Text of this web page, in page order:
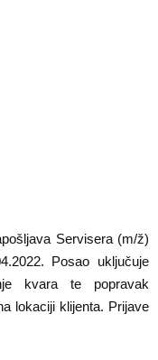
Servisera (m/ž)
Posao uključuje
kvara te popravak
lokaciji klijenta. Prijave